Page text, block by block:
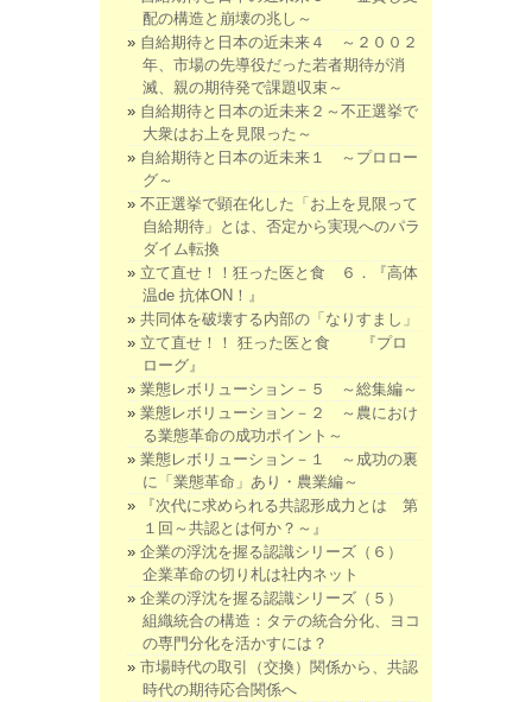
配の構造と崩壊の兆し～
自給期待と日本の近未来４ ～２００２
年、市場の先導役だった若者期待が消
滅、親の期待発で課題収束～
自給期待と日本の近未来２～不正選挙で
大衆はお上を見限った～
自給期待と日本の近未来１ ～プロロー
グ～
不正選挙で顕在化した「お上を見限って
自給期待」とは、否定から実現へのパラ
ダイム転換
立て直せ！！狂った医と食 ６．『高体
温de 抗体ON！』
共同体を破壊する内部の「なりすまし」
立て直せ！！ 狂った医と食 『プロ
ローグ』
業態レボリューション－５ ～総集編～
業態レボリューション－２ ～農におけ
る業態革命の成功ポイント～
業態レボリューション－１ ～成功の裏
に「業態革命」あり・農業編～
『次代に求められる共認形成力とは 第
１回～共認とは何か？～』
企業の浮沈を握る認識シリーズ（６）
企業革命の切り札は社内ネット
企業の浮沈を握る認識シリーズ（５）
組織統合の構造：タテの統合分化、ヨコ
の専門分化を活かすには？
市場時代の取引（交換）関係から、共認
時代の期待応合関係へ